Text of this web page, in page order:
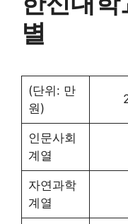
별
(단위: 만
원)
인문사회
계열
자연과학
계열